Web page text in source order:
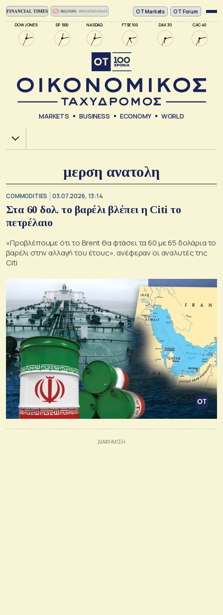
DOW JONES SP 500 NASDAQ FTSE 100 DAX 30 CAC 40
ΟΤ Markets OT Forum
MARKETS BUSINESS ECONOMY WORLD
Χ.Α.
μερση ανατολη
COMMODITIES 03.07.2026, 13:14
Στα 60 δολ. το βαρέλι βλέπει η Citi το
πετρέλαιο
«Προβλέπουμε ότι το Brent θα φτάσει τα 60 με 65 δολάρια το
βαρέλι στην αλλαγή του έτους», ανέφεραν οι αναλυτές της
Citi